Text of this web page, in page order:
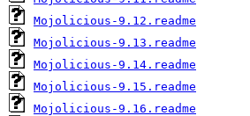
Mojolicious-9.12.readme
Mojolicious-9.13.readme
Mojolicious-9.14.readme
Mojolicious-9.15.readme
Mojolicious-9.16.readme